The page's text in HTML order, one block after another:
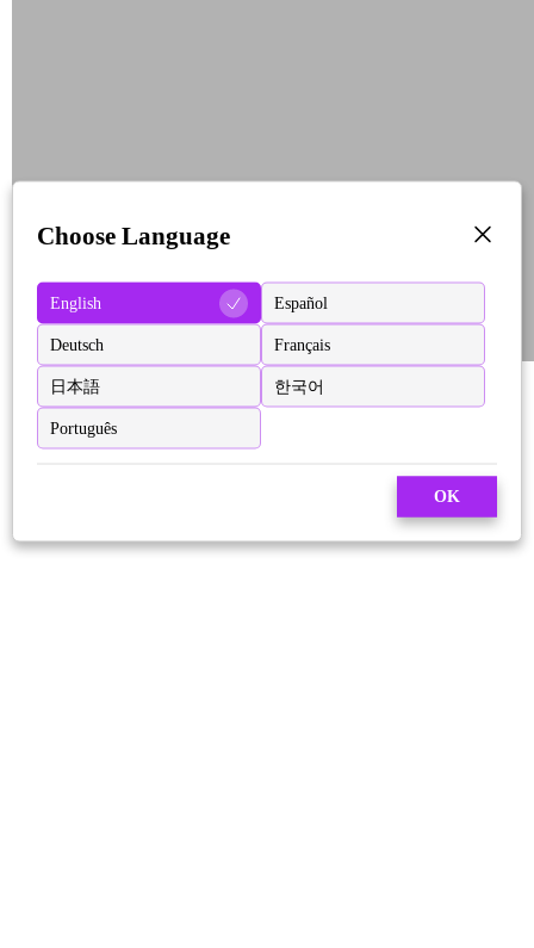
Choose Language
English Español
Deutsch Français
日本語 한국어
Português
OK